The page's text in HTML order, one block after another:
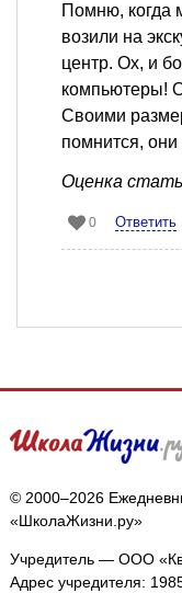
Помню, когда
возили на
центр. Ох, и
компьютеры!
Своими
помнится, они
Оценка
0 Ответить
© 2000–2026
«ШколаЖизни.ру»
Учредитель — ООО
Адрес учредителя: